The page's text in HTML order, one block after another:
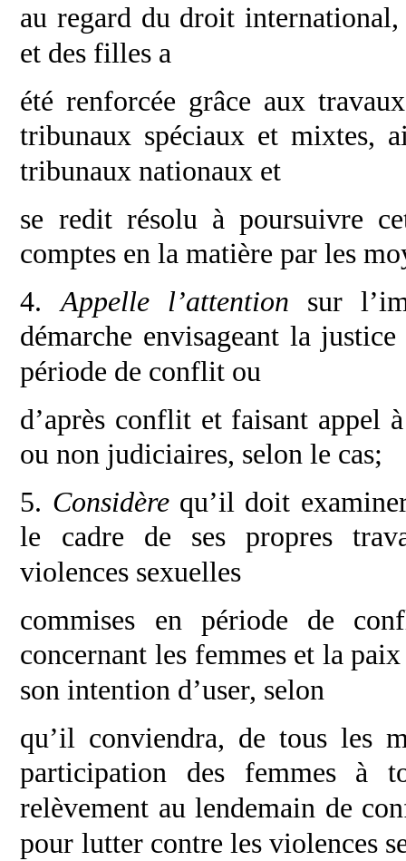
auregard du droit
et des filles a
été renforcée grâce aux
tribunaux spéciaux et mixtes,
tribunaux nationaux et
se redit résolu à poursuivre
comptes en lamatière par les
4. Appelle l’attention sur
démarche envisageant la
période de conflit ou
d’après conflit et faisant appel
ou non judiciaires, selon le cas;
5. Considère qu’il doit
le cadre de ses propres
violences sexuelles
commises en période de
concernant les femmes et la
son intention d’user, selon
qu’il conviendra, de tous les
participation des femmes à
relèvement au lendemain de
pour lutter contre les violences